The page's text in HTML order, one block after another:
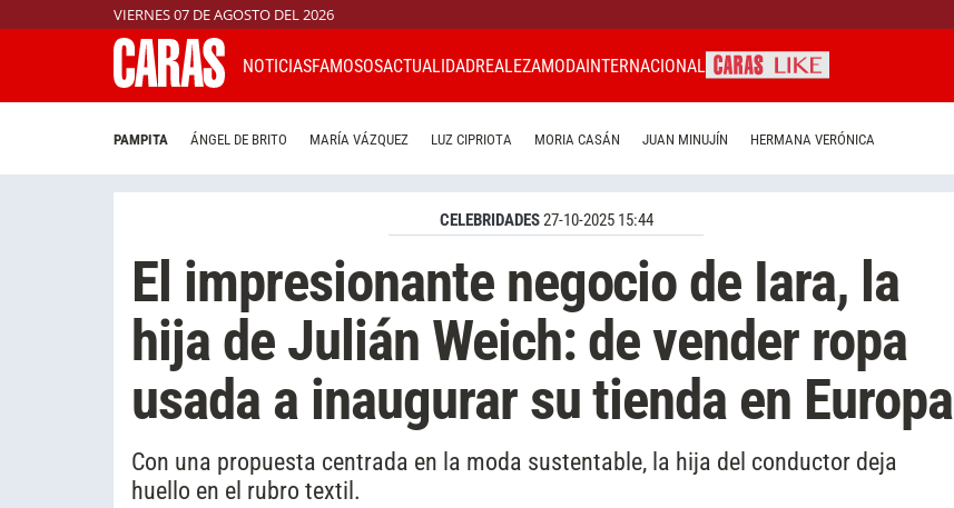
VIERNES 07 DE AGOSTO DEL 2026
NOTICIASFAMOSOSACTUALIDADREALEZAMODAINTERNACIONAL
PAMPITA ÁNGEL DE BRITO MARÍA VÁZQUEZ LUZ CIPRIOTA MORIA CASÁN JUAN MINUJÍN HERMANA VERÓNICA
CELEBRIDADES27-10-2025 15:44
El impresionante negocio de Iara, la
hija de Julián Weich: de vender ropa
usada a inaugurar su tienda en Europa
Con una propuesta centrada en la moda sustentable, la hija del conductor deja
huello en el rubro textil.